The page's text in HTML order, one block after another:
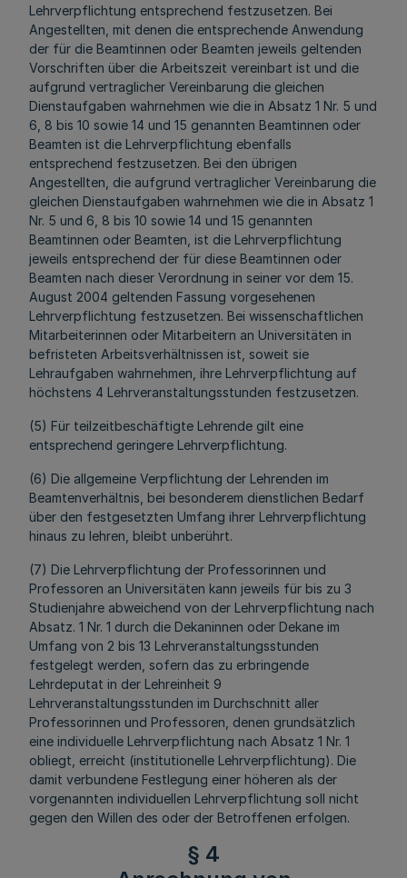
Lehrverpflichtung entsprechend festzusetzen. Bei
Angestellten, mit denen die entsprechende Anwendung
der für die Beamtinnen oder Beamten jeweils geltenden
Vorschriften über die Arbeitszeit vereinbart ist und die
aufgrund vertraglicher Vereinbarung die gleichen
Dienstaufgaben wahrnehmen wie die in Absatz 1 Nr. 5 und
6, 8 bis 10 sowie 14 und 15 genannten Beamtinnen oder
Beamten ist die Lehrverpflichtung ebenfalls
entsprechend festzusetzen. Bei den übrigen
Angestellten, die aufgrund vertraglicher Vereinbarung die
gleichen Dienstaufgaben wahrnehmen wie die in Absatz 1
Nr. 5 und 6, 8 bis 10 sowie 14 und 15 genannten
Beamtinnen oder Beamten, ist die Lehrverpflichtung
jeweils entsprechend der für diese Beamtinnen oder
Beamten nach dieser Verordnung in seiner vor dem 15.
August 2004 geltenden Fassung vorgesehenen
Lehrverpflichtung festzusetzen. Bei wissenschaftlichen
Mitarbeiterinnen oder Mitarbeitern an Universitäten in
befristeten Arbeitsverhältnissen ist, soweit sie
Lehraufgaben wahrnehmen, ihre Lehrverpflichtung auf
höchstens 4 Lehrveranstaltungsstunden festzusetzen.
(5) Für teilzeitbeschäftigte Lehrende gilt eine
entsprechend geringere Lehrverpflichtung.
(6) Die allgemeine Verpflichtung der Lehrenden im
Beamtenverhältnis, bei besonderem dienstlichen Bedarf
über den festgesetzten Umfang ihrer Lehrverpflichtung
hinaus zu lehren, bleibt unberührt.
(7) Die Lehrverpflichtung der Professorinnen und
Professoren an Universitäten kann jeweils für bis zu 3
Studienjahre abweichend von der Lehrverpflichtung nach
Absatz. 1 Nr. 1 durch die Dekaninnen oder Dekane im
Umfang von 2 bis 13 Lehrveranstaltungsstunden
festgelegt werden, sofern das zu erbringende
Lehrdeputat in der Lehreinheit 9
Lehrveranstaltungsstunden im Durchschnitt aller
Professorinnen und Professoren, denen grundsätzlich
eine individuelle Lehrverpflichtung nach Absatz 1 Nr. 1
obliegt, erreicht (institutionelle Lehrverpflichtung). Die
damit verbundene Festlegung einer höheren als der
vorgenannten individuellen Lehrverpflichtung soll nicht
gegen den Willen des oder der Betroffenen erfolgen.
§ 4